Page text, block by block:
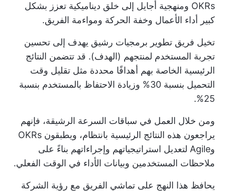
OKRs ومنهجية أجايل إلى خلق ديناميكية تعزز بشكل
كبير أداء الأعمال وخفة الحركة ومواءمة الفريق.
تخيل فريق تطوير برمجيات رشيق يهدف إلى تحسين
تجربة المستخدم لمنتجهم (الهدف). قد تتضمن النتائج
الرئيسية الخاصة بهم أهدافًا محددة مثل تقليل وقت
التحميل بنسبة 30% وزيادة الاحتفاظ بالمستخدم بنسبة
25%.
ومن خلال العمل في سباقات السرعة الرشيقة، فإنهم
يراجعون هذه النتائج الرئيسية بانتظام، ويطبقون OKRs
وAgile لتعديل استراتيجياتهم وإجراءاتهم بناءً على
ملاحظات المستخدمين وبيانات الأداء في الوقت الفعلي.
يحافظ هذا النهج على تماشي الفريق مع رؤية الشركة